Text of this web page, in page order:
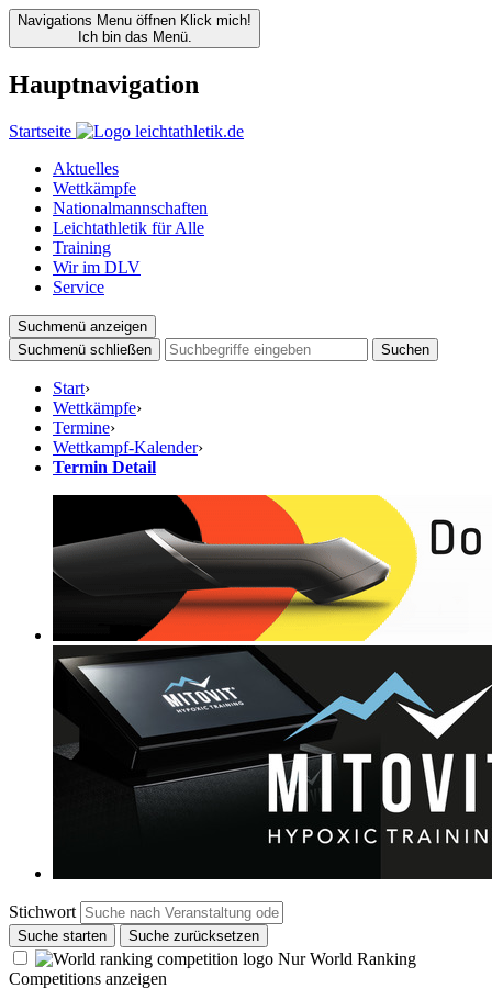
Navigations Menu öffnen Klick mich!
Ich bin das Menü.
Hauptnavigation
Startseite
Aktuelles
Wettkämpfe
Nationalmannschaften
Leichtathletik für Alle
Training
Wir im DLV
Service
Suchmenü anzeigen
Suchmenü schließen
Suchen
Start›
Wettkämpfe›
Termine›
Wettkampf-Kalender›
Termin Detail
Stichwort
Suche starten Suche zurücksetzen
Nur World Ranking
Competitions anzeigen